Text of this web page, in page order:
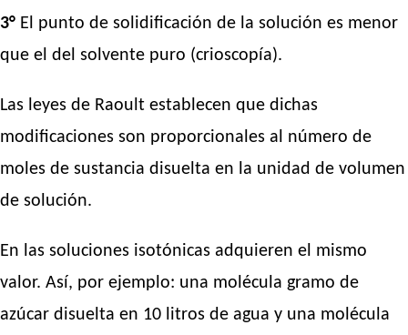
3° El punto de solidificación de la solución es menor
que el del solvente puro (crioscopía).
Las leyes de Raoult establecen que dichas
modificaciones son proporcionales al número de
moles de sustancia disuelta en la unidad de volumen
de solución.
En las soluciones isotónicas adquieren el mismo
valor. Así, por ejemplo: una molécula gramo de
azúcar disuelta en 10 litros de agua y una molécula